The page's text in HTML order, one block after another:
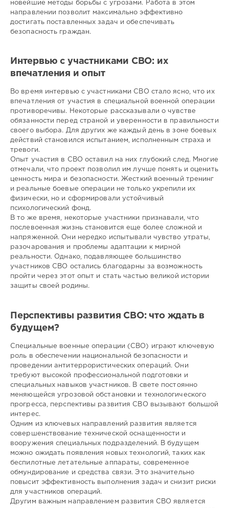
новейшие методы борьбы с угрозами. Работа в этом
направлении позволит максимально эффективно
достигать поставленных задач и обеспечивать
безопасность граждан.
Интервью с участниками СВО: их
впечатления и опыт
Во время интервью с участниками СВО стало ясно, что их
впечатления от участия в специальной военной операции
противоречивы. Некоторые рассказывали о чувстве
обязанности перед страной и уверенности в правильности
своего выбора. Для других же каждый день в зоне боевых
действий становился испытанием, исполненным страха и
тревоги.
Опыт участия в СВО оставил на них глубокий след. Многие
отмечали, что проект позволил им лучше понять и оценить
ценность мира и безопасности. Жесткий военный тренинг
и реальные боевые операции не только укрепили их
физически, но и сформировали устойчивый
психологический фонд.
В то же время, некоторые участники признавали, что
послевоенная жизнь становится еще более сложной и
напряженной. Они нередко испытывали чувство утраты,
разочарования и проблемы адаптации к мирной
реальности. Однако, подавляющее большинство
участников СВО остались благодарны за возможность
пройти через этот опыт и стать частью великой истории
защиты своей родины.
Перспективы развития СВО: что ждать в
будущем?
Специальные военные операции (СВО) играют ключевую
роль в обеспечении национальной безопасности и
проведении антитеррористических операций. Они
требуют высокой профессиональной подготовки и
специальных навыков участников. В свете постоянно
меняющейся угрозовой обстановки и технологического
прогресса, перспективы развития СВО вызывают большой
интерес.
Одним из ключевых направлений развития является
совершенствование технической оснащенности и
вооружения специальных подразделений. В будущем
можно ожидать появления новых технологий, таких как
беспилотные летательные аппараты, современное
обмундирование и средства связи. Это значительно
повысит эффективность выполнения задач и снизит риски
для участников операций.
Другим важным направлением развития СВО является